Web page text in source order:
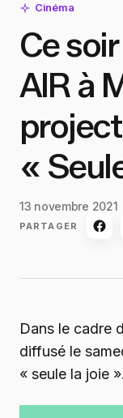
Cinéma
Ce
AIR à
«
13 novembre 2021
PARTAGER
Dans le cadre
diffusé le
« seule la joie ».